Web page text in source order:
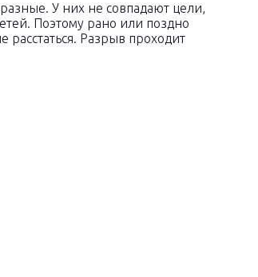
У них не совпадают цели,
Поэтому рано или поздно
Разрыв проходит